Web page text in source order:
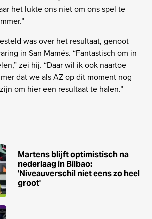
het lukte ons niet om ons spel te
was over het resultaat, genoot
in San Mamés. “Fantastisch om in
zei hij. “Daar wil ik ook naartoe
dat we als AZ op dit moment nog
om hier een resultaat te halen.”
Martens blijft optimistisch na
nederlaag in Bilbao:
'Niveauverschil niet eens zo heel
groot'